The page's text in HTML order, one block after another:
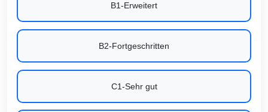
B1-Erweitert
B2-Fortgeschritten
C1-Sehr gut